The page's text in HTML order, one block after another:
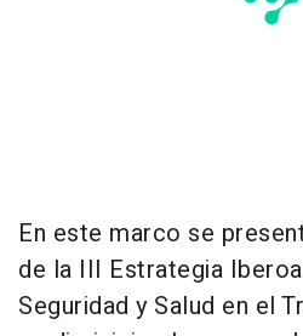
En este marco se
de la III Estrategia
Seguridad y Salud en el